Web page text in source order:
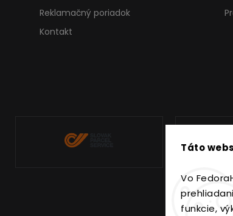
Táto
Vo
funkcie,
Reklamačný poriadok
Kontakt